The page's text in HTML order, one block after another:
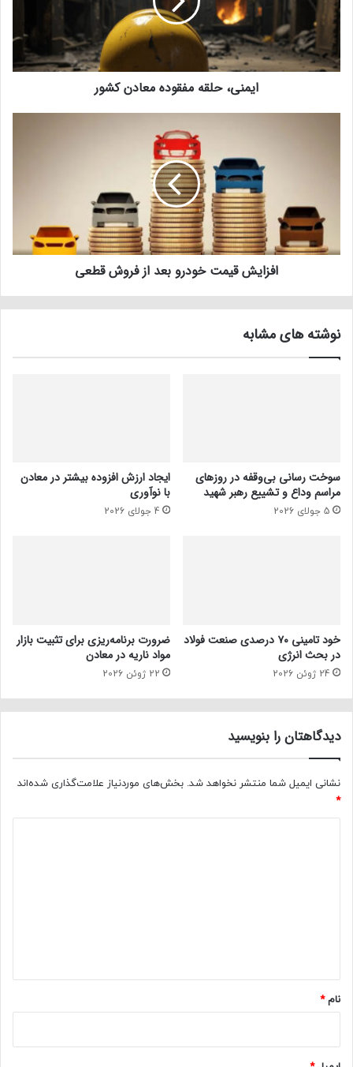
ایمنی، حلقه مفقوده معادن کشور
افزایش قیمت خودرو بعد از فروش قطعی
نوشته های مشابه
سوخت رسانی بی‌وقفه در روز‌های
مراسم وداع و تشییع رهبر شهید
5 جولای 2026
ایجاد ارزش افزوده بیشتر در معادن
با نوآوری
4 جولای 2026
خود تامینی ۷۰ درصدی صنعت فولاد
در بحث انرژی
24 ژوئن 2026
ضرورت برنامه‌ریزی برای تثبیت بازار
مواد ناریه در معادن
22 ژوئن 2026
دیدگاهتان را بنویسید
نشانی ایمیل شما منتشر نخواهد شد. بخش‌های موردنیاز علامت‌گذاری شده‌اند
*
نام*